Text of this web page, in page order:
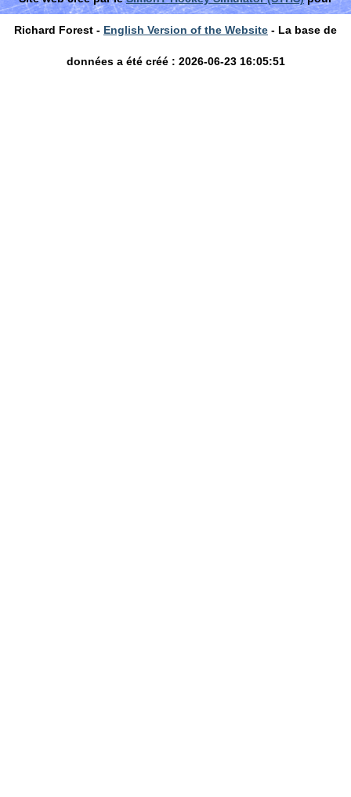
Richard Forest - English Version of the Website - La base de
données a été créé : 2026-06-23 16:05:51